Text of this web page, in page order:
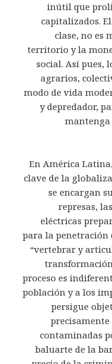
inútil que
capitalizados.
clase, no es
territorio y la
social. Así pues,
agrarios,
modo de vida
y depredador,
En América
clave de la
se encargan
represas,
eléctricas
para la penetración
“vertebrar y
proceso es
población y a los
persigue
contaminadas
baluarte de la